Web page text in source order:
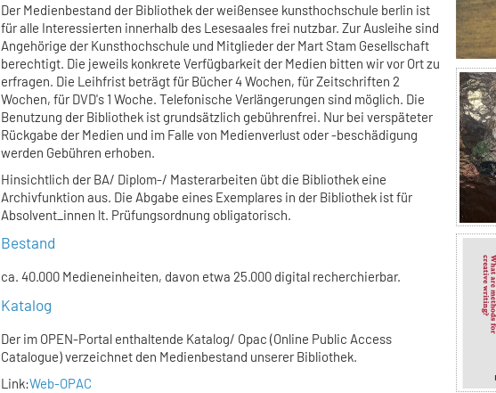
Der Medienbestand der Bibliothek der weißensee kunsthochschule berlin ist
für alle Interessierten innerhalb des Lesesaales frei nutzbar. Zur Ausleihe sind
Angehörige der Kunsthochschule und Mitglieder der Mart Stam Gesellschaft
berechtigt. Die jeweils konkrete Verfügbarkeit der Medien bitten wir vor Ort zu
erfragen. Die Leihfrist beträgt für Bücher 4 Wochen, für Zeitschriften 2
Wochen, für DVD's 1 Woche. Telefonische Verlängerungen sind möglich. Die
Benutzung der Bibliothek ist grundsätzlich gebührenfrei. Nur bei verspäteter
Rückgabe der Medien und im Falle von Medienverlust oder -beschädigung
werden Gebühren erhoben.
Hinsichtlich der BA/ Diplom-/ Masterarbeiten übt die Bibliothek eine
Archivfunktion aus. Die Abgabe eines Exemplares in der Bibliothek ist für
Absolvent_innen lt. Prüfungsordnung obligatorisch.
Bestand
ca. 40.000 Medieneinheiten, davon etwa 25.000 digital recherchierbar.
Katalog
Der im OPEN-Portal enthaltende Katalog/ Opac (Online Public Access
Catalogue) verzeichnet den Medienbestand unserer Bibliothek.
Link:Web-OPAC